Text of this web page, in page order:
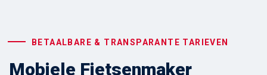
BETAALBARE & TRANSPARANTE TARIEVEN
Mobiele Fietsenmaker